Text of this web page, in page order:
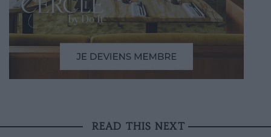
READ THIS NEXT